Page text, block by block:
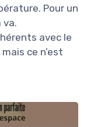
Pour un
va.
avec le
ce n’est